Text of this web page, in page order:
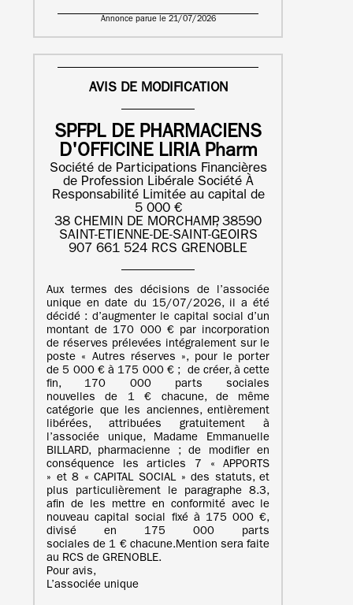
Annonce parue le 21/07/2026
AVIS DE MODIFICATION
SPFPL DE PHARMACIENS
D'OFFICINE LIRIA Pharm
Société de Participations Financières
de Profession Libérale Société À
Responsabilité Limitée au capital de
5 000 €
38 CHEMIN DE MORCHAMP, 38590
SAINT-ETIENNE-DE-SAINT-GEOIRS
907 661 524 RCS GRENOBLE
Aux termes des décisions de l’associée
unique en date du 15/07/2026, il a été
décidé : d’augmenter le capital social d’un
montant de 170 000 € par incorporation
de réserves prélevées intégralement sur le
poste « Autres réserves », pour le porter
de 5 000 € à 175 000 € ; de créer, à cette
fin, 170 000 parts sociales
nouvelles de 1 € chacune, de même
catégorie que les anciennes, entièrement
libérées, attribuées gratuitement à
l’associée unique, Madame Emmanuelle
BILLARD, pharmacienne ; de modifier en
conséquence les articles 7 « APPORTS
» et 8 « CAPITAL SOCIAL » des statuts, et
plus particulièrement le paragraphe 8.3,
afin de les mettre en conformité avec le
nouveau capital social fixé à 175 000 €,
divisé en 175 000 parts
sociales de 1 € chacune.Mention sera faite
au RCS de GRENOBLE.
Pour avis,
L’associée unique